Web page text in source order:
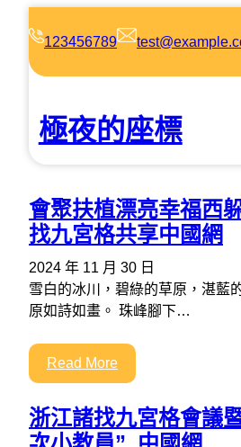
123456789
極夜的座標
會聚扶植漂亮幸福西
找九宮格共享中國網
2024 年 11 月 30 日
雪白的冰川，碧綠的草原，湛藍
原如詩如畫。 珠峰腳下…
Read More
浙江諸找九宮格會議